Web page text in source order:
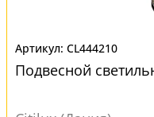
CL444210
Подвесной